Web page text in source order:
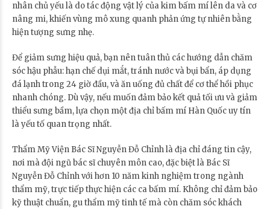
nhân chủ yếu là do tác động vật lý của kim bấm mí lên da và cơ
nâng mi, khiến vùng mô xung quanh phản ứng tự nhiên bằng
hiện tượng sưng nhẹ.
Để giảm sưng hiệu quả, bạn nên tuân thủ các hướng dẫn chăm
sóc hậu phẫu: hạn chế dụi mắt, tránh nước và bụi bẩn, áp dụng
đá lạnh trong 24 giờ đầu, và ăn uống đủ chất để cơ thể hồi phục
nhanh chóng. Dù vậy, nếu muốn đảm bảo kết quả tối ưu và giảm
thiểu sưng bầm, lựa chọn một địa chỉ bấm mí Hàn Quốc uy tín
là yếu tố quan trọng nhất.
Thẩm Mỹ Viện Bác Sĩ Nguyễn Đỗ Chỉnh là địa chỉ đáng tin cậy,
nơi mà đội ngũ bác sĩ chuyên môn cao, đặc biệt là Bác Sĩ
Nguyễn Đỗ Chỉnh với hơn 10 năm kinh nghiệm trong ngành
thẩm mỹ, trực tiếp thực hiện các ca bấm mí. Không chỉ đảm bảo
kỹ thuật chuẩn, gu thẩm mỹ tinh tế mà còn chăm sóc khách